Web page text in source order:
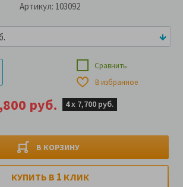
Артикул: 103092
руб. 4 х 7,700 руб.
В КОРЗИНУ
Сравнить
В избранное
КУПИТЬ В 1 КЛИК